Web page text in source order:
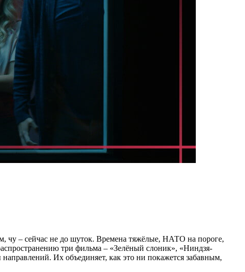
чу – сейчас не до шуток. Времена тяжёлые, НАТО на пороге,
три фильма – «Зелёный слоник», «Ниндзя-
Их объединяет, как это ни покажется забавным,